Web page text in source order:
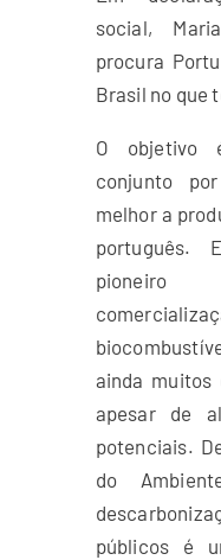
social,
procura
Brasil no que
O objetivo
conjunto
melhor a
português.
ainda muitos
apesar de
potenciais.
do
públicos é